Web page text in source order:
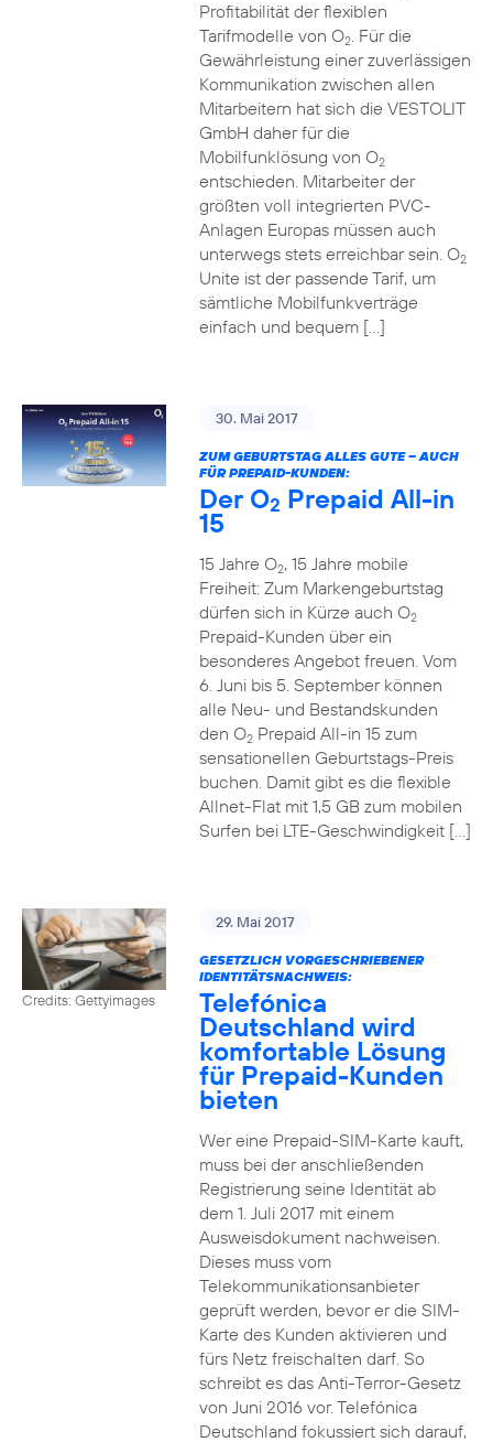
Profitabilität der flexiblen
Tarifmodelle von O2. Für die
Gewährleistung einer zuverlässigen
Kommunikation zwischen allen
Mitarbeitern hat sich die VESTOLIT
GmbH daher für die
Mobilfunklösung von O2
entschieden. Mitarbeiter der
größten voll integrierten PVC-
Anlagen Europas müssen auch
unterwegs stets erreichbar sein. O2
Unite ist der passende Tarif, um
sämtliche Mobilfunkverträge
einfach und bequem […]
30. Mai 2017
ZUM GEBURTSTAG ALLES GUTE – AUCH
FÜR PREPAID-KUNDEN:
Der O2 Prepaid All-in
15
15 Jahre O2, 15 Jahre mobile
Freiheit: Zum Markengeburtstag
dürfen sich in Kürze auch O2
Prepaid-Kunden über ein
besonderes Angebot freuen. Vom
6. Juni bis 5. September können
alle Neu- und Bestandskunden
den O2Prepaid All-in 15 zum
sensationellen Geburtstags-Preis
buchen. Damit gibt es die flexible
Allnet-Flat mit 1,5 GB zum mobilen
Surfen bei LTE-Geschwindigkeit […]
Credits: Gettyimages
29. Mai 2017
GESETZLICH VORGESCHRIEBENER
IDENTITÄTSNACHWEIS:
Telefónica
Deutschland wird
komfortable Lösung
für Prepaid-Kunden
bieten
Wer eine Prepaid-SIM-Karte kauft,
muss bei der anschließenden
Registrierung seine Identität ab
dem 1. Juli 2017 mit einem
Ausweisdokument nachweisen.
Dieses muss vom
Telekommunikationsanbieter
geprüft werden, bevor er die SIM-
Karte des Kunden aktivieren und
fürs Netz freischalten darf. So
schreibt es das Anti-Terror-Gesetz
von Juni 2016 vor. Telefónica
Deutschland fokussiert sich darauf,